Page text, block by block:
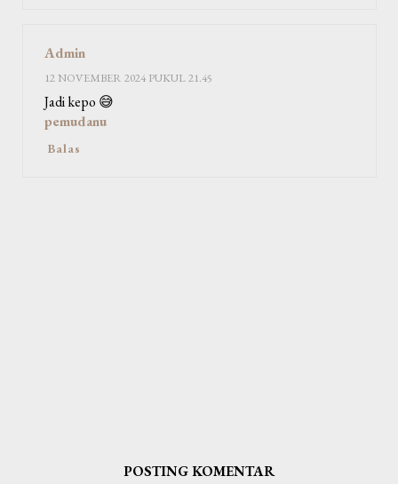
Admin
12 NOVEMBER 2024 PUKUL 21.45
Jadi kepo 😅
pemudanu
Balas
POSTING KOMENTAR